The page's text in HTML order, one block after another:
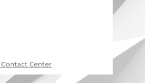
Contact Center